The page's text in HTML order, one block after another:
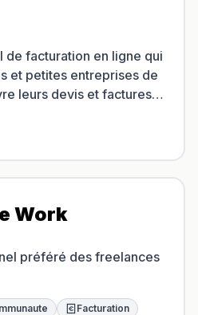
de facturation en ligne qui
et petites entreprises de
leurs devis et factures
Work
préféré des freelances
Facturation